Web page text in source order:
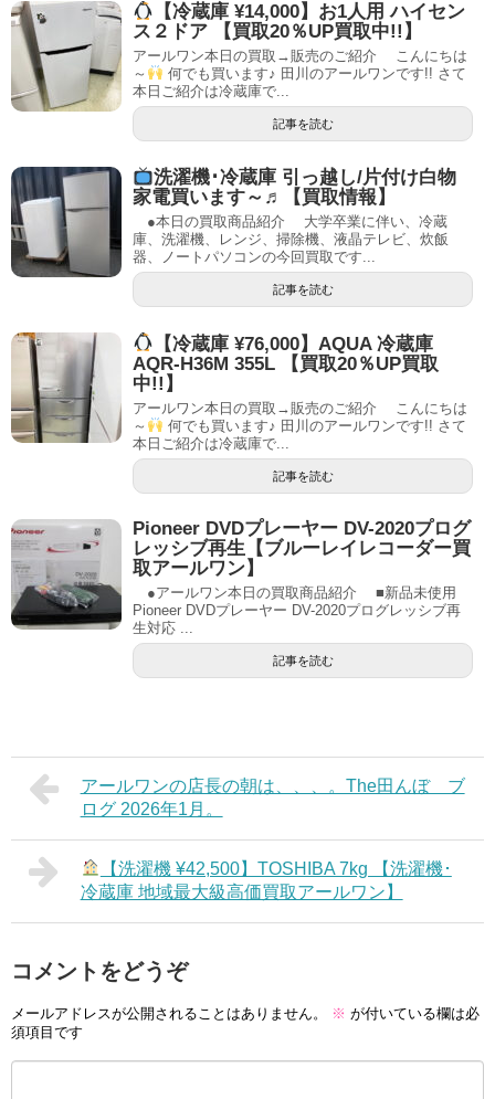
【冷蔵庫 ¥14,000】お1人用 ハイセン
ス２ドア 【買取20％UP買取中!!】
アールワン本日の買取→販売のご紹介 こんにちは
～
何でも買います♪ 田川のアールワンです!! さて
本日ご紹介は冷蔵庫で...
記事を読む
洗濯機･冷蔵庫 引っ越し/片付け白物
家電買います～♬【買取情報】
●本日の買取商品紹介 大学卒業に伴い、冷蔵
庫、洗濯機、レンジ、掃除機、液晶テレビ、炊飯
器、ノートパソコンの今回買取です...
記事を読む
【冷蔵庫 ¥76,000】AQUA 冷蔵庫
AQR-H36M 355L 【買取20％UP買取
中!!】
アールワン本日の買取→販売のご紹介 こんにちは
～
何でも買います♪ 田川のアールワンです!! さて
本日ご紹介は冷蔵庫で...
記事を読む
Pioneer DVDプレーヤー DV-2020プログ
レッシブ再生【ブルーレイレコーダー買
取アールワン】
●アールワン本日の買取商品紹介 ■新品未使用
Pioneer DVDプレーヤー DV-2020プログレッシブ再
生対応 ...
記事を読む
アールワンの店長の朝は、、、。The田んぼ ブ
ログ 2026年1月。
【洗濯機 ¥42,500】TOSHIBA 7kg 【洗濯機･
冷蔵庫 地域最大級高価買取アールワン】
コメントをどうぞ
メールアドレスが公開されることはありません。 ※ が付いている欄は必
須項目です